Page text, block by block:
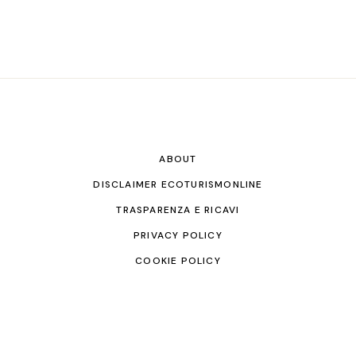
ABOUT
DISCLAIMER ECOTURISMONLINE
TRASPARENZA E RICAVI
PRIVACY POLICY
COOKIE POLICY